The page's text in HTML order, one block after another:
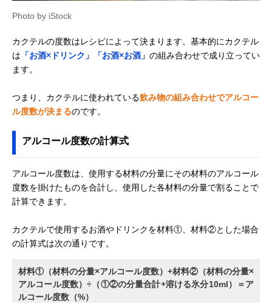
Photo by iStock
カクテルの度数はレシピによって決まります。基本的にカクテル
は 「お酒×ドリンク」「お酒×お酒」 の組み合わせで成り立ってい
ます。
つまり、カクテルに使われている飲み物の組み合わせでアルコー
ル度数が決まるのです。
アルコール度数の計算式
アルコール度数は、使用する材料の分量にその材料のアルコール
度数を掛けたものを合計し、使用した各材料の分量で割ることで
計算できます。
カクテルで使用するお酒やドリンクを材料①、材料②とした場合
の計算式は次の通りです。
材料①（材料の分量×アルコール度数）+材料②（材料の分量×
アルコール度数）÷（①②の分量合計+溶ける氷分10ml）＝ア
ルコール度数（%）